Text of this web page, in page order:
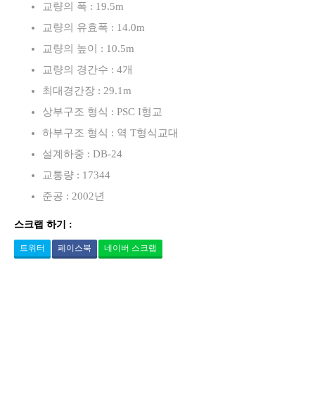
교량의 폭 : 19.5m
교량의 유효폭 : 14.0m
교량의 높이 : 10.5m
교량의 경간수 : 4개
최대경간장 : 29.1m
상부구조 형식 : PSC I형교
하부구조 형식 : 역 T형식교대
설계하중 : DB-24
교통량 : 17344
준공 : 2002년
스크랩 하기 :
트위터 페이스북 네이버 스크랩